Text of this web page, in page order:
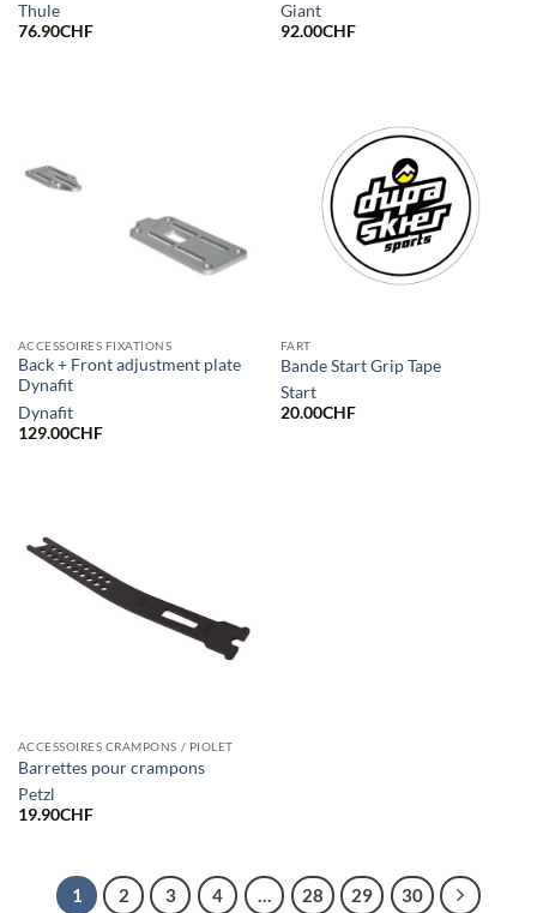
Thule
76.90CHF
Giant
92.00CHF
ACCESSOIRES FIXATIONS
Back + Front adjustment plate
Dynafit
Dynafit
129.00CHF
FART
Bande Start Grip Tape
Start
20.00CHF
ACCESSOIRES CRAMPONS / PIOLET
Barrettes pour crampons
Petzl
19.90CHF
1 2 3 4 … 28 29 30